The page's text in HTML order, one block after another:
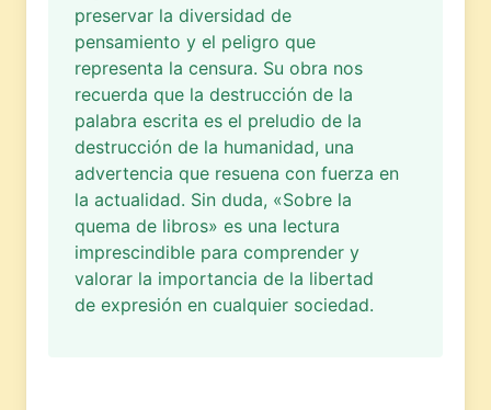
preservar la diversidad de
pensamiento y el peligro que
representa la censura. Su obra nos
recuerda que la destrucción de la
palabra escrita es el preludio de la
destrucción de la humanidad, una
advertencia que resuena con fuerza en
la actualidad. Sin duda, «Sobre la
quema de libros» es una lectura
imprescindible para comprender y
valorar la importancia de la libertad
de expresión en cualquier sociedad.